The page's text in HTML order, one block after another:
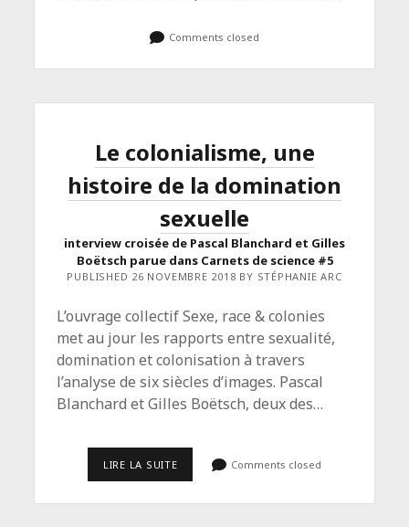
Comments closed
Le colonialisme, une
histoire de la domination
sexuelle
interview croisée de Pascal Blanchard et Gilles
Boëtsch parue dans Carnets de science #5
PUBLISHED 26 NOVEMBRE 2018 BY STÉPHANIE ARC
L’ouvrage collectif Sexe, race & colonies
met au jour les rapports entre sexualité,
domination et colonisation à travers
l’analyse de six siècles d’images. Pascal
Blanchard et Gilles Boëtsch, deux des…
LIRE LA SUITE<SPAN
PRIMARY">LE
Comments closed